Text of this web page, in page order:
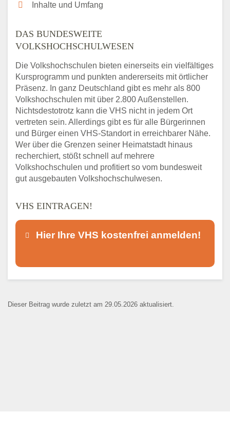
Inhalte und Umfang
DAS BUNDESWEITE
VOLKSHOCHSCHULWESEN
Die Volkshochschulen bieten einerseits ein vielfältiges
Kursprogramm und punkten andererseits mit örtlicher
Präsenz. In ganz Deutschland gibt es mehr als 800
Volkshochschulen mit über 2.800 Außenstellen.
Nichtsdestotrotz kann die VHS nicht in jedem Ort
vertreten sein. Allerdings gibt es für alle Bürgerinnen
und Bürger einen VHS-Standort in erreichbarer Nähe.
Wer über die Grenzen seiner Heimatstadt hinaus
recherchiert, stößt schnell auf mehrere
Volkshochschulen und profitiert so vom bundesweit
gut ausgebauten Volkshochschulwesen.
VHS EINTRAGEN!
Hier Ihre VHS kostenfrei anmelden!
Kontaktaufnahme und ist nicht
Dieser Beitrag wurde zuletzt am 29.05.2026 aktualisiert.